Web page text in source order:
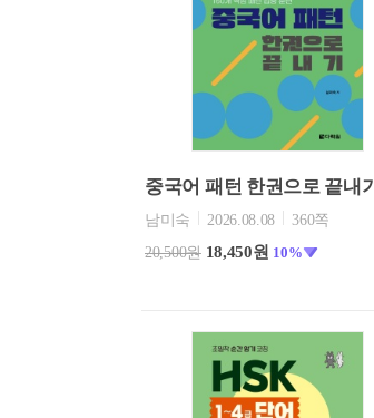
중국어 패턴 한권으로 끝내기
남미숙 2026.08.08
360쪽
20,500원 18,450원 10%